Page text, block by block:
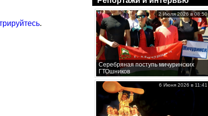
.
Серебряная поступь мичуринских
ГТОшников
2 Июля 2026 в 08:50
6 Июня 2026 в 11:41